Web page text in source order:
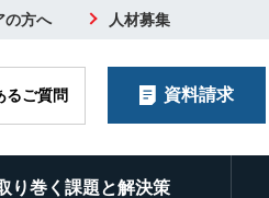
の方へ 人材募集
るご質問 資料請求
り巻く課題と解決策